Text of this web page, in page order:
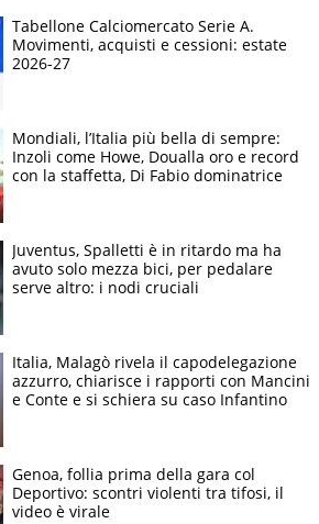
Tabellone Calciomercato Serie A.
Movimenti, acquisti e cessioni: estate
2026-27
Mondiali, l’Italia più bella di sempre:
Inzoli come Howe, Doualla oro e record
con la staffetta, Di Fabio dominatrice
Juventus, Spalletti è in ritardo ma ha
avuto solo mezza bici, per pedalare
serve altro: i nodi cruciali
Italia, Malagò rivela il capodelegazione
azzurro, chiarisce i rapporti con Mancini
e Conte e si schiera su caso Infantino
Genoa, follia prima della gara col
Deportivo: scontri violenti tra tifosi, il
video è virale